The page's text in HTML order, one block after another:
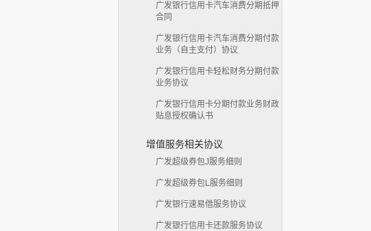
广发银行信用卡汽车消费分期抵押
合同
广发银行信用卡汽车消费分期付款
业务（自主支付）协议
广发银行信用卡轻松财务分期付款
业务协议
广发银行信用卡分期付款业务财政
贴息授权确认书
增值服务相关协议
广发超级券包J服务细则
广发超级券包L服务细则
广发银行速易借服务协议
广发银行信用卡还款服务协议